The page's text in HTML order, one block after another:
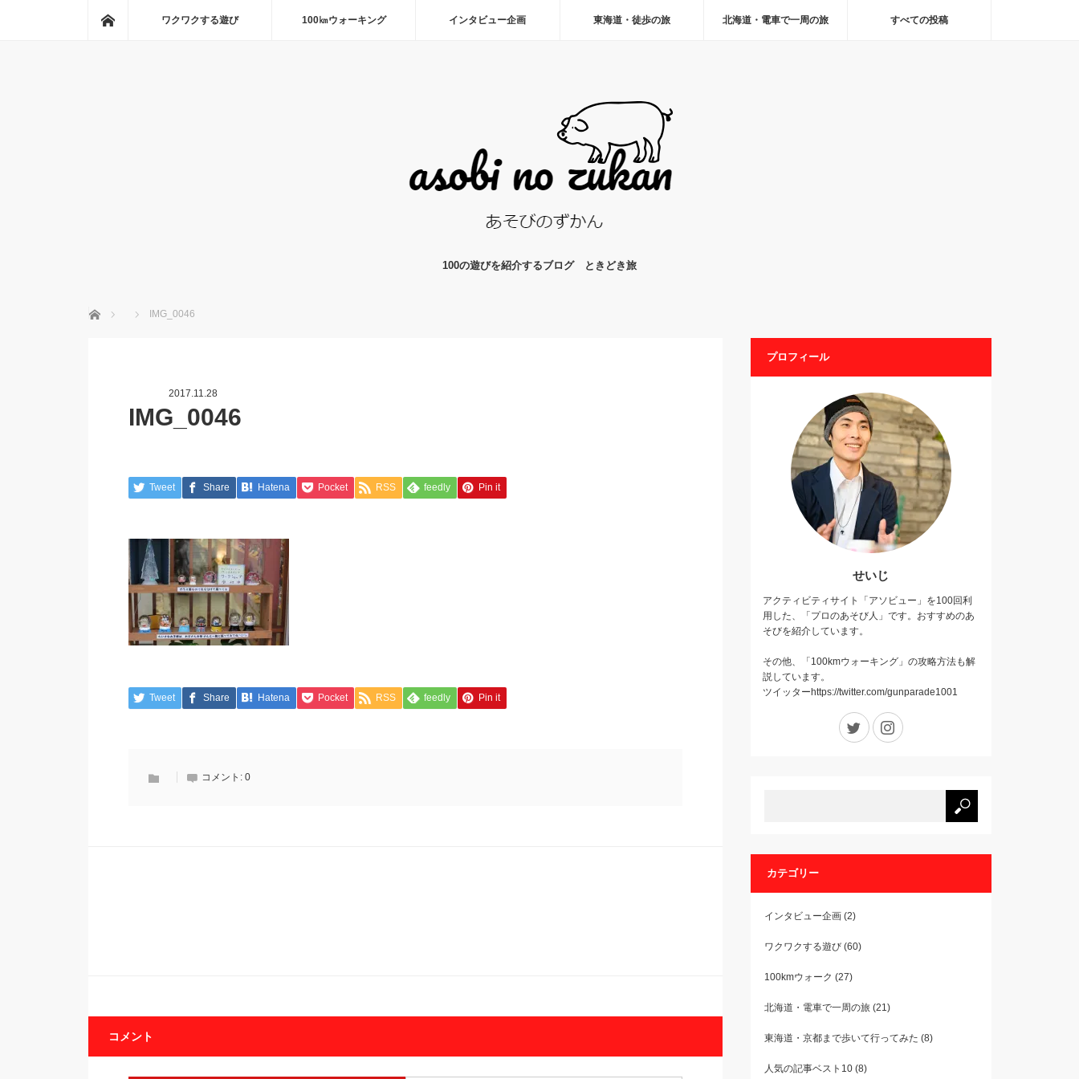
ホームワクワクする遊び 100㎞ウォーキング インタビュー企画 東海道・徒歩の旅 北海道・電車で一周の旅 すべての投稿
100の遊びを紹介するブログ ときどき旅
ホーム IMG_0046
2017.11.28
IMG_0046
Tweet Share Hatena Pocket RSS feedly Pin it
Tweet Share Hatena Pocket RSS feedly Pin it
コメント: 0
コメント
プロフィール
せいじ
アクティビティサイト「アソビュー」を100回利
用した、「プロのあそび人」です。おすすめのあ
そびを紹介しています。
その他、「100kmウォーキング」の攻略方法も解
説しています。
ツイッターhttps://twitter.com/gunparade1001
Twitter
カテゴリー
インタビュー企画(2)
ワクワクする遊び(60)
100kmウォーク (27)
北海道・電車で一周の旅 (21)
東海道・京都まで歩いて行ってみた (8)
人気の記事ベスト10(8)